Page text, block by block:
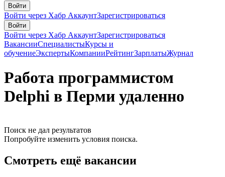
Войти
Войти через Хабр АккаунтЗарегистрироваться
Войти
Войти через Хабр АккаунтЗарегистрироваться
ВакансииСпециалистыКурсы и
обучениеЭкспертыКомпанииРейтингЗарплатыЖурнал
Работа программистом
Delphi в Перми удаленно
Поиск не дал результатов
Попробуйте изменить условия поиска.
Смотреть ещё вакансии